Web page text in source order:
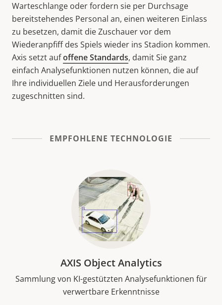
Warteschlange oder fordern sie per Durchsage
bereitstehendes Personal an, einen weiteren Einlass
zu besetzen, damit die Zuschauer vor dem
Wiederanpfiff des Spiels wieder ins Stadion kommen.
Axis setzt aufoffene Standards, damit Sie ganz
einfach Analysefunktionen nutzen können, die auf
Ihre individuellen Ziele und Herausforderungen
zugeschnitten sind.
EMPFOHLENE TECHNOLOGIE
AXIS Object Analytics
Sammlung von KI-gestützten Analysefunktionen für
verwertbare Erkenntnisse